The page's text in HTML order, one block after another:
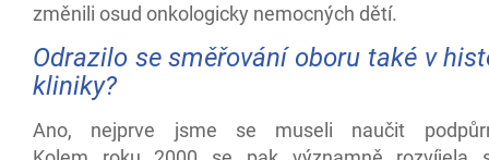
změnili osud onkologicky nemocných dětí.
Odrazilo se směřování oboru také v
kliniky?
Ano, nejprve jsme se museli naučit